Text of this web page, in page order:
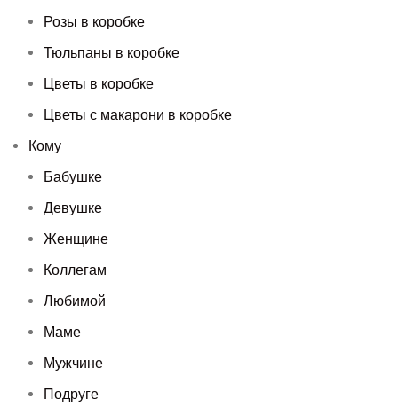
Розы в коробке
Тюльпаны в коробке
Цветы в коробке
Цветы с макарони в коробке
Кому
Бабушке
Девушке
Женщине
Коллегам
Любимой
Маме
Мужчине
Подруге